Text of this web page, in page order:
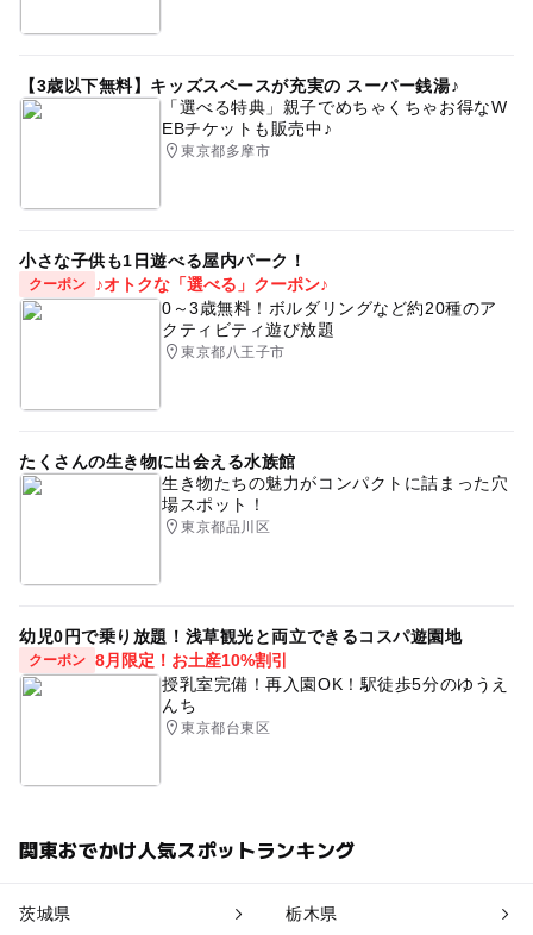
【3歳以下無料】キッズスペースが充実の スーパー銭湯♪
「選べる特典」親子でめちゃくちゃお得なW
EBチケットも販売中♪
東京都多摩市
小さな子供も1日遊べる屋内パーク！
クーポン
♪オトクな「選べる」クーポン♪
0～3歳無料！ボルダリングなど約20種のア
クティビティ遊び放題
東京都八王子市
たくさんの生き物に出会える水族館
生き物たちの魅力がコンパクトに詰まった穴
場スポット！
東京都品川区
幼児0円で乗り放題！浅草観光と両立できるコスパ遊園地
クーポン 8月限定！お土産10%割引
授乳室完備！再入園OK！駅徒歩5分のゆうえ
んち
東京都台東区
関東おでかけ人気スポットランキング
茨城県 栃木県